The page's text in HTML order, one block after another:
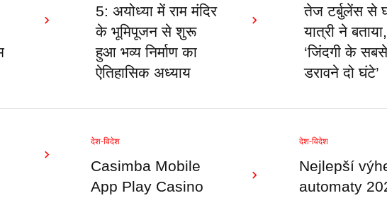
5: अयोध्या में राम मंदिर
के भूमिपूजन से शुरू
हुआ भव्य निर्माण का
ऐतिहासिक अध्याय
तेज टर्बुलेंस से
यात्री ने बताया,
‘जिंदगी के सबसे
डरावने दो घंटे’
देश-विदेश
Casimba Mobile
App Play Casino
देश-विदेश
Nejlepší
automaty